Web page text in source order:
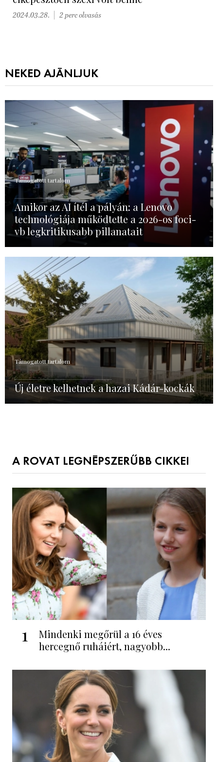
2024.03.28. 2 perc olvasás
NEKED AJÁNLJUK
Támogatott tartalom
Amikor az AI ítél a pályán: a Lenovo
technológiája működtette a 2026-os foci-
vb legkritikusabb pillanatait
Támogatott tartalom
Új életre kelhetnek a hazai Kádár-kockák
A ROVAT LEGNÉPSZERŰBB CIKKEI
1
Mindenki megőrül a 16 éves
hercegnő ruháiért, nagyobb...